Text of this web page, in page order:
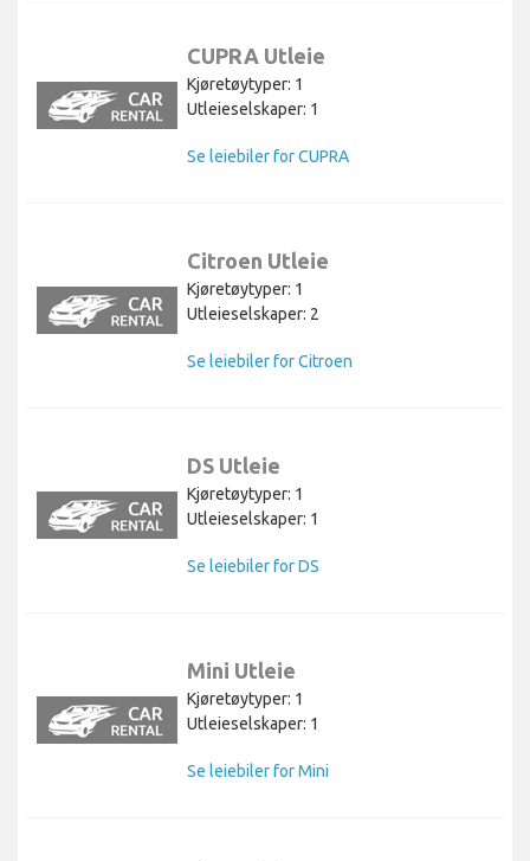
CUPRA Utleie
Kjøretøytyper: 1
Utleieselskaper: 1
Se leiebiler for CUPRA
Citroen Utleie
Kjøretøytyper: 1
Utleieselskaper: 2
Se leiebiler for Citroen
DS Utleie
Kjøretøytyper: 1
Utleieselskaper: 1
Se leiebiler for DS
Mini Utleie
Kjøretøytyper: 1
Utleieselskaper: 1
Se leiebiler for Mini